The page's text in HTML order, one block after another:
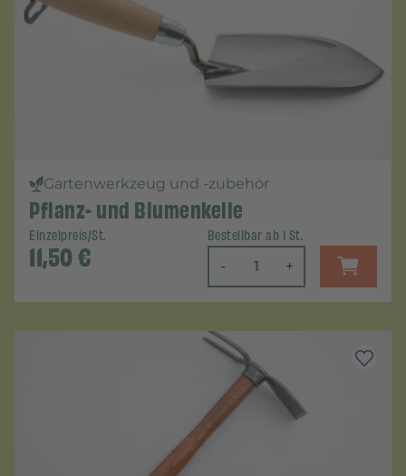
Gartenwerkzeug und -zubehör
Pflanz- und Blumenkelle
Einzelpreis/St.
11,50€
Bestellbar ab 1 St.
- +